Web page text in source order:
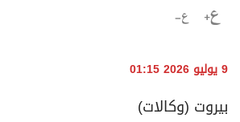
9 يوليو 2026 01:15
بيروت (وكالات)